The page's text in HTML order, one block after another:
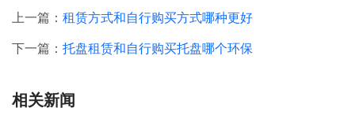
上一篇： 租赁方式和自行购买方式哪种更好
下一篇： 托盘租赁和自行购买托盘哪个环保
相关新闻